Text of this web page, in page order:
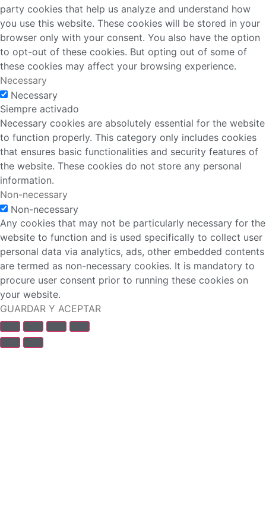
party cookies that help us analyze and understand how
you use this website. These cookies will be stored in your
browser only with your consent. You also have the option
to opt-out of these cookies. But opting out of some of
these cookies may affect your browsing experience.
Necessary
Necessary
Siempre activado
Necessary cookies are absolutely essential for the website
to function properly. This category only includes cookies
that ensures basic functionalities and security features of
the website. These cookies do not store any personal
information.
Non-necessary
Non-necessary
Any cookies that may not be particularly necessary for the
website to function and is used specifically to collect user
personal data via analytics, ads, other embedded contents
are termed as non-necessary cookies. It is mandatory to
procure user consent prior to running these cookies on
your website.
GUARDAR Y ACEPTAR